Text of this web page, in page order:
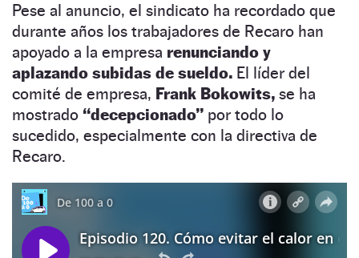
Pese al anuncio, el sindicato ha recordado que
durante años los trabajadores de Recaro han
apoyado a la empresa renunciando y
aplazando subidas de sueldo. El líder del
comité de empresa, Frank Bokowits, se ha
mostrado “decepcionado” por todo lo
sucedido, especialmente con la directiva de
Recaro.